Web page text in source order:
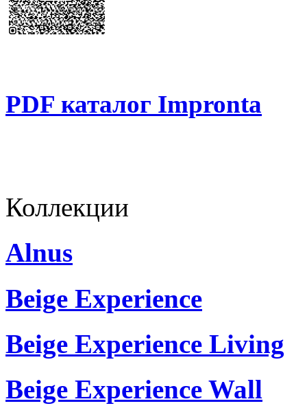
PDF каталог Impronta
Коллекции
Alnus
Beige Experience
Beige Experience Living
Beige Experience Wall